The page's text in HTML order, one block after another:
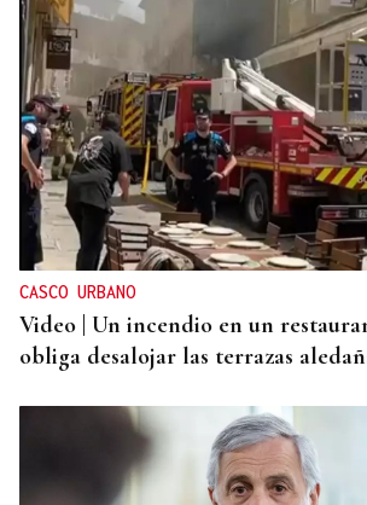
CASCO URBANO
Video | Un incendio en un
obliga desalojar las terrazas